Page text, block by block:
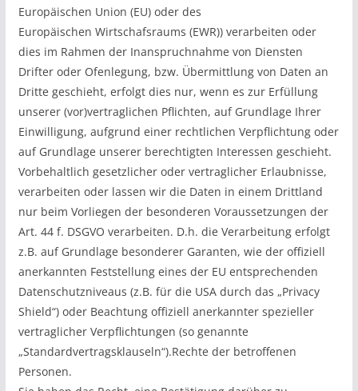
Europäischen Union (EU) oder des
Europäischen Wirtschafsraums (EWR)) verarbeiten oder
dies im Rahmen der Inanspruchnahme von Diensten
Drifter oder Ofenlegung, bzw. Übermittlung von Daten an
Dritte geschieht, erfolgt dies nur, wenn es zur Erfüllung
unserer (vor)vertraglichen Pflichten, auf Grundlage Ihrer
Einwilligung, aufgrund einer rechtlichen Verpflichtung oder
auf Grundlage unserer berechtigten Interessen geschieht.
Vorbehaltlich gesetzlicher oder vertraglicher Erlaubnisse,
verarbeiten oder lassen wir die Daten in einem Drittland
nur beim Vorliegen der besonderen Voraussetzungen der
Art. 44 f. DSGVO verarbeiten. D.h. die Verarbeitung erfolgt
z.B. auf Grundlage besonderer Garanten, wie der offiziell
anerkannten Feststellung eines der EU entsprechenden
Datenschutzniveaus (z.B. für die USA durch das „Privacy
Shield“) oder Beachtung offiziell anerkannter spezieller
vertraglicher Verpflichtungen (so genannte
„Standardvertragsklauseln“).Rechte der betroffenen
Personen.